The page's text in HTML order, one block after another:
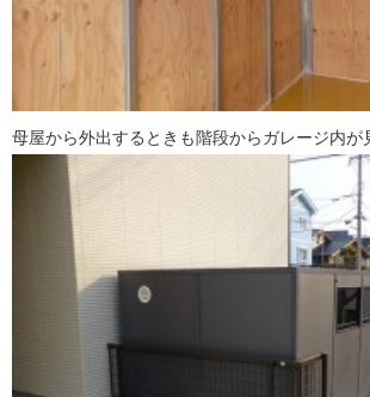
母屋から外出するときも階段からガレージ内が